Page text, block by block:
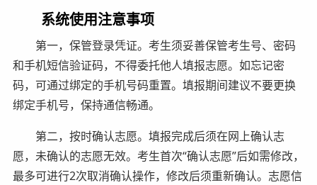
系统使用注意事项
第一，保管登录凭证。考生须妥善保管考生号、密码
和手机短信验证码，不得委托他人填报志愿。如忘记密
码，可通过绑定的手机号码重置。填报期间建议不要更换
绑定手机号，保持通信畅通。
第二，按时确认志愿。填报完成后须在网上确认志
愿，未确认的志愿无效。考生首次“确认志愿”后如需修改，
最多可进行2次取消确认操作，修改后须重新确认。志愿信